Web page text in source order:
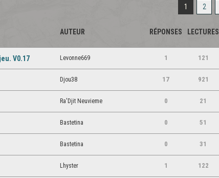
1 2
AUTEUR RÉPONSES LECTURES
V0.17 Levonne669 1 121
Djou38 17 921
Ra'Djit Neuvieme 0 21
Bastetina 0 51
Bastetina 0 31
Lhyster 1 122